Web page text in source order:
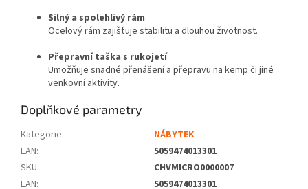
Silný a spolehlivý rám
Ocelový rám zajišťuje stabilitu a dlouhou životnost.
Přepravní taška s rukojetí
Umožňuje snadné přenášení a přepravu na kemp či jiné
venkovní aktivity.
Doplňkové parametry
Kategorie:
NÁBYTEK
EAN:
5059474013301
SKU:
CHVMICRO0000007
EAN: 5059474013301